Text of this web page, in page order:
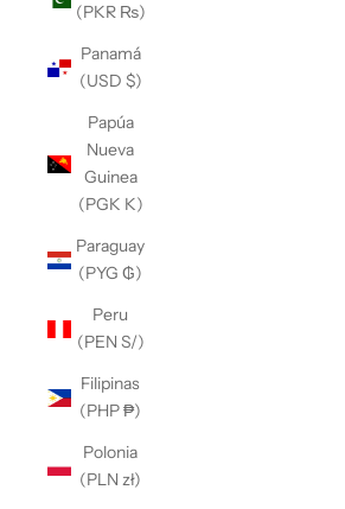
(PKR ₨)
Panamá
(USD $)
Papúa
Nueva
Guinea
(PGK K)
Paraguay
(PYG ₲)
Peru
(PEN S/)
Filipinas
(PHP ₱)
Polonia
(PLN zł)